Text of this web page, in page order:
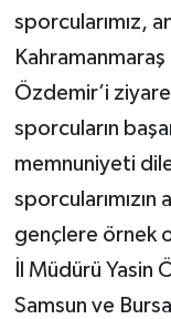
sporcularımız,
Özdemir’i
sporcuların
memnuniyeti
sporcularımızın
gençlere örnek
İl Müdürü Yasin
Samsun ve